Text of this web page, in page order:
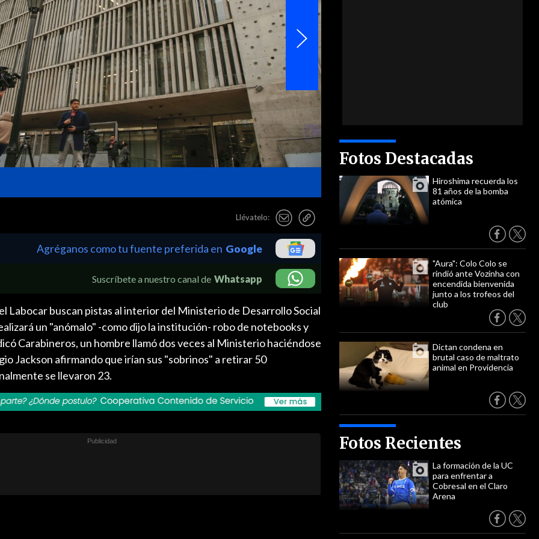
- ATON
Llévatelo:
Fotos Destacadas
Hiroshima recuerda los
81 años de la bomba
atómica
"Aura": Colo Colo se
rindió ante Vozinha con
encendida bienvenida
junto a los trofeos del
club
Dictan condena en
brutal caso de maltrato
animal en Providencia
Fotos Recientes
La formación de la UC
para enfrentar a
Cobresal en el Claro
Arena
Agréganos como tu fuente preferida en Google
Suscríbete a nuestro canal de Whatsapp
Labocar buscan pistas al interior del Ministerio de Desarrollo Social
un "anómalo" -como dijo la institución- robo de notebooks y
Carabineros, un hombre llamó dos veces al Ministerio haciéndose
Jackson afirmando que irían sus "sobrinos" a retirar 50
se llevaron 23.